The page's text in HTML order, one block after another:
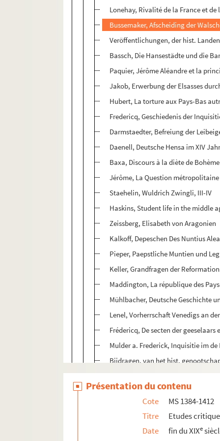
Lonehay, Rivalité de la France et de
Bussemaker, Afscheiding der
Veröffentlichungen, der hist.
Bassch, Die Hansestädte und die
Paquier, Jérôme Aléandre et la
Jakob, Erwerbung der Elsasses
Hubert, La torture aux Pays-Bas
Fredericq, Geschiedenis der
Darmstaedter, Befreiung der
Daenell, Deutsche Hensa im XIV
Baxa, Discours à la diète de Bohème
Jérôme, La Question
Staehelin, Wuldrich Zwingli, III-IV
Haskins, Student life in the middle
Zeissberg, Elisabeth von Aragonien
Kalkoff, Depeschen Des Nuntius
Pieper, Paepstliche Muntien und
Keller, Grandfragen der
Maddington, La république des
Mühlbacher, Deutsche Geschichte
Lenel, Vorherrschaft Venedigs an
Frédericq, De secten der geeselaars
Mulder a. Frederick, Inquisitie im
Bijdragen, van het hist.
Albert, Geschichte der Stadt
Witte, Geschichte des Deutschtums
Knod, Metrikeln der alten
Boss, Geschichte ... von Worms II
Landmann, Kriegsführung
Présentation du contenu
Cote
MS 1384-1412
Titre
Etudes
Date
fin du XIXe